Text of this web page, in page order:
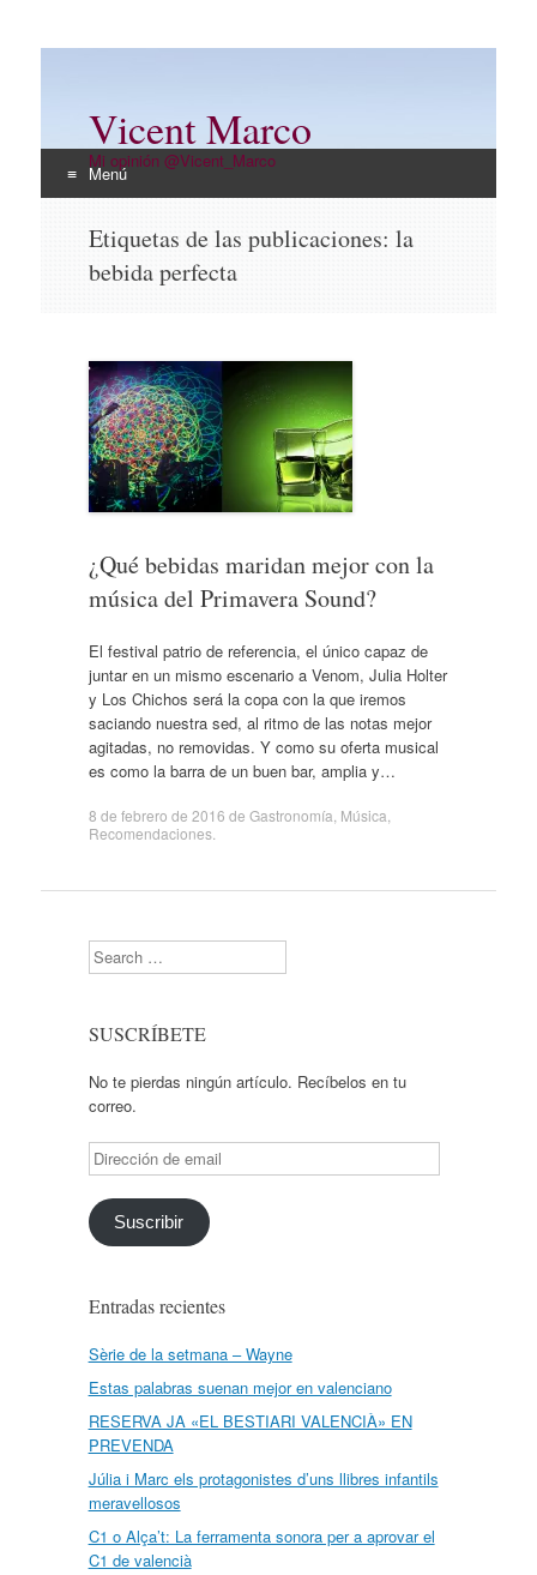
Vicent Marco
Mi opinión @Vicent_Marco
Menú
contenido
Etiquetas de las publicaciones: la
bebida perfecta
¿Qué bebidas maridan mejor con la
música del Primavera Sound?
El festival patrio de referencia, el único capaz de
juntar en un mismo escenario a Venom, Julia Holter
y Los Chichos será la copa con la que iremos
saciando nuestra sed, al ritmo de las notas mejor
agitadas, no removidas. Y como su oferta musical
es como la barra de un buen bar, amplia y…
8 de febrero de 2016 de Gastronomía Música
Recomendaciones.
Search
SUSCRÍBETE
No te pierdas ningún artículo. Recíbelos en tu
correo.
Dirección
de
email
Suscribir
Entradas recientes
Sèrie de la setmana – Wayne
Estas palabras suenan mejor en valenciano
RESERVA JA «EL BESTIARI VALENCIÀ» EN
PREVENDA
Júlia i Marc els protagonistes d’uns llibres infantils
meravellosos
C1 o Alça’t: La ferramenta sonora per a aprovar el
C1 de valencià